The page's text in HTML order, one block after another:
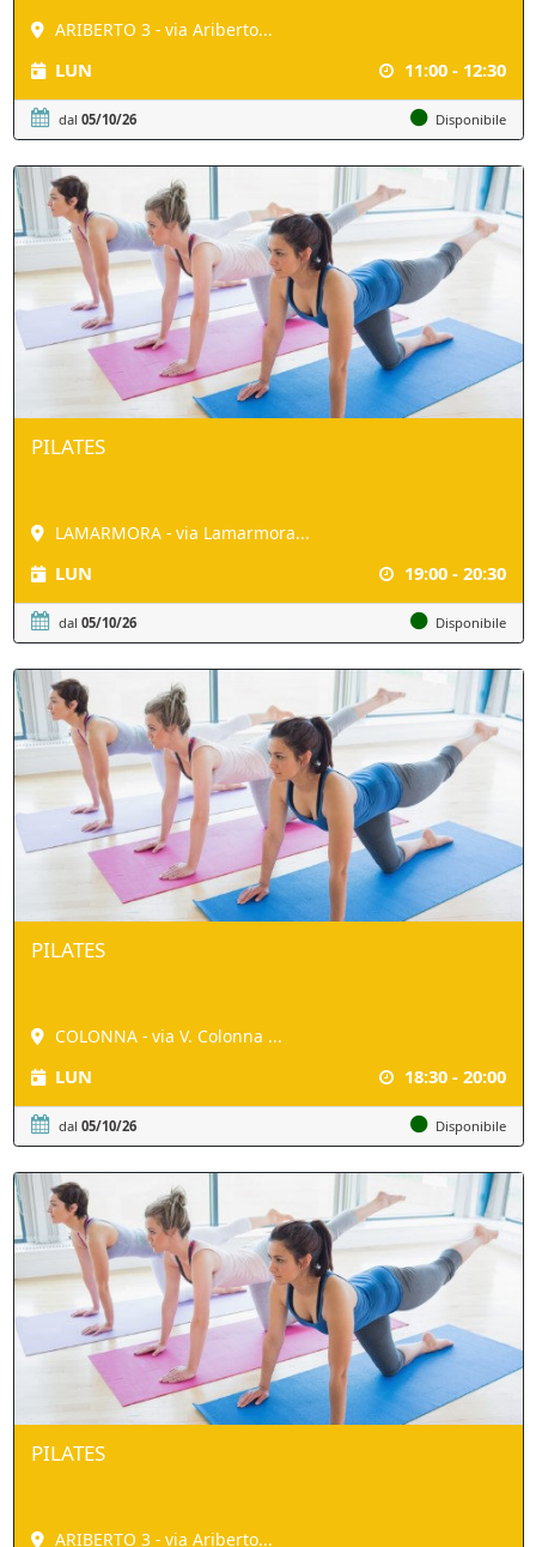
ARIBERTO 3 - via Ariberto...
LUN 11:00 - 12:30
dal 05/10/26 Disponibile
PILATES
LAMARMORA - via Lamarmora...
LUN 19:00 - 20:30
dal 05/10/26 Disponibile
PILATES
COLONNA - via V. Colonna ...
LUN 18:30 - 20:00
dal 05/10/26 Disponibile
PILATES
ARIBERTO 3 - via Ariberto...